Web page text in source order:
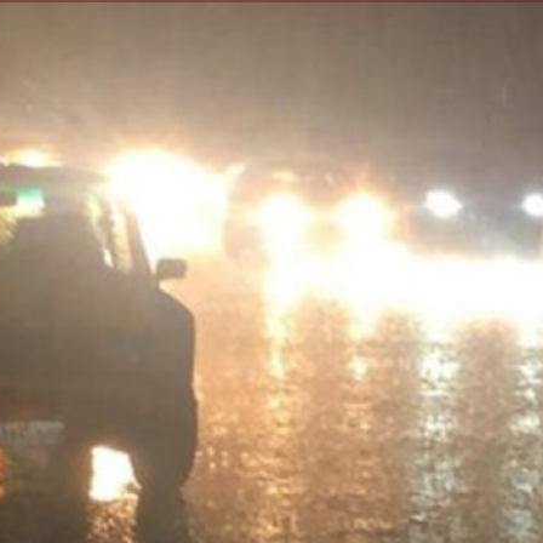
السيسي بعيد ميلاده وتُشيد بجهوده
في بناء الدولة